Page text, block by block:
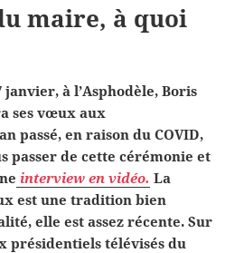
maire, à quoi
à l’Asphodèle, Boris
ses vœux aux
passé, en raison du COVID,
passer de cette cérémonie et
interview en vidéo. La
est une tradition bien
elle est assez récente. Sur
présidentiels télévisés du